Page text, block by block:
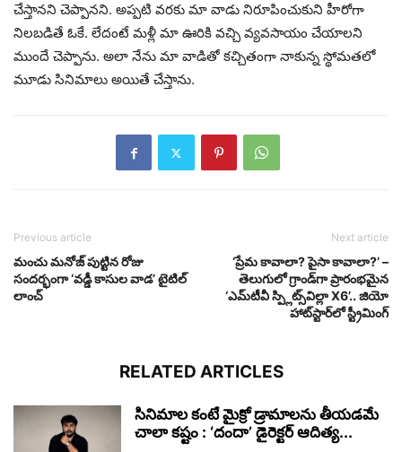
చేస్తానని చెప్పానని. అప్పటి వరకు మా వాడు నిరూపించుకుని హీరోగా
నిలబడితే ఓకే. లేదంటే మళ్లీ మా ఊరికి వచ్చి వ్యవసాయం చేయాలని
ముందే చెప్పాను. అలా నేను మా వాడితో కచ్చితంగా నాకున్న స్థోమతలో
మూడు సినిమాలు అయితే చేస్తాను.
Previous article
మంచు మనోజ్ పుట్టిన రోజు
సందర్భంగా ‘వడ్డీ కాసుల వాడ’ టైటిల్
లాంచ్
Next article
‘ప్రేమ కావాలా? పైసా కావాలా?’ –
తెలుగులో గ్రాండ్‌గా ప్రారంభమైన
‘ఎమ్‌టీవీ స్ప్లిట్స్‌విల్లా X6’.. జియో
హాట్‌స్టార్‌లో స్ట్రీమింగ్
RELATED ARTICLES
సినిమాల కంటే మైక్రో డ్రామాలను తీయడమే
చాలా కష్టం : ‘దందా’ డైరెక్ట‌ర్ ఆదిత్య...